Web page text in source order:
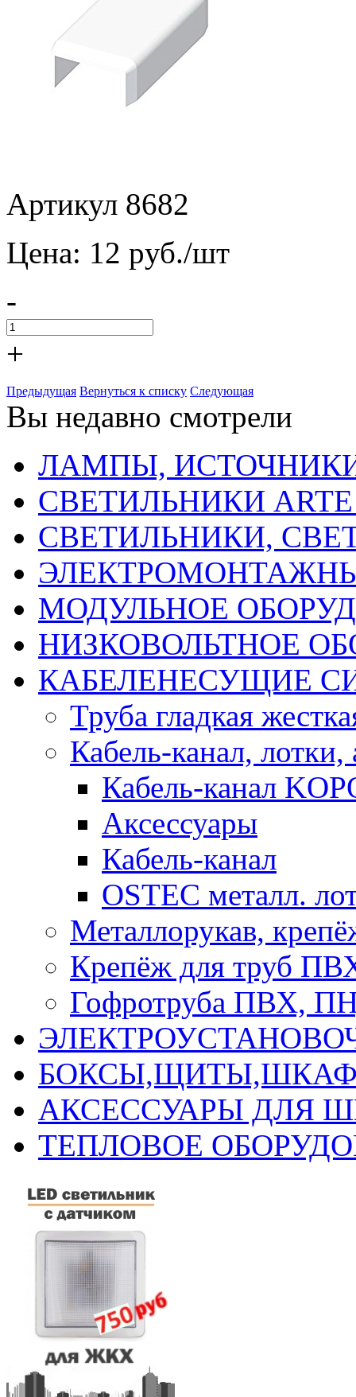
Артикул 8682
Цена: 12 pуб./шт
-
+
Предыдущая Вернуться к списку Следующая
Вы недавно смотрели
ЛАМПЫ,
СВЕТИЛЬНИКИ ARTE
СВЕТИЛЬНИКИ,
МОДУЛЬНОЕ
НИЗКОВОЛЬТНОЕ
КАБЕЛЕНЕСУЩИЕ
Труба гладкая
Кабель-канал, лотки,
Кабель-канал
Аксессуары
Кабель-канал
OSTEC металл.
Металлорукав,
Крепёж для труб
Гофротруба ПВХ,
АКСЕССУАРЫ ДЛЯ
ТЕПЛОВОЕ